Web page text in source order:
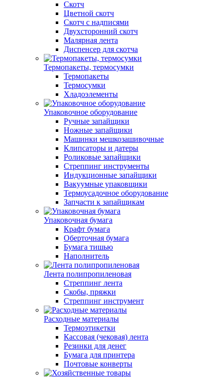
Скотч
Цветной скотч
Скотч с надписями
Двухсторонний скотч
Малярная лента
Диспенсер для скотча
Термопакеты, термосумки
Термопакеты
Термосумки
Хладоэлементы
Упаковочное оборудование
Ручные запайщики
Ножные запайщики
Машинки мешкозашивочные
Клипсаторы и датеры
Роликовые запайщики
Стреппинг инструменты
Индукционные запайщики
Вакуумные упаковщики
Термоусадочное оборудование
Запчасти к запайщикам
Упаковочная бумага
Крафт бумага
Оберточная бумага
Бумага тишью
Наполнитель
Лента полипропиленовая
Стреппинг лента
Скобы, пряжки
Стреппинг инструмент
Расходные материалы
Термоэтикетки
Кассовая (чековая) лента
Резинки для денег
Бумага для принтера
Почтовые конверты